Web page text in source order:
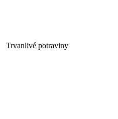
Trvanlivé potraviny